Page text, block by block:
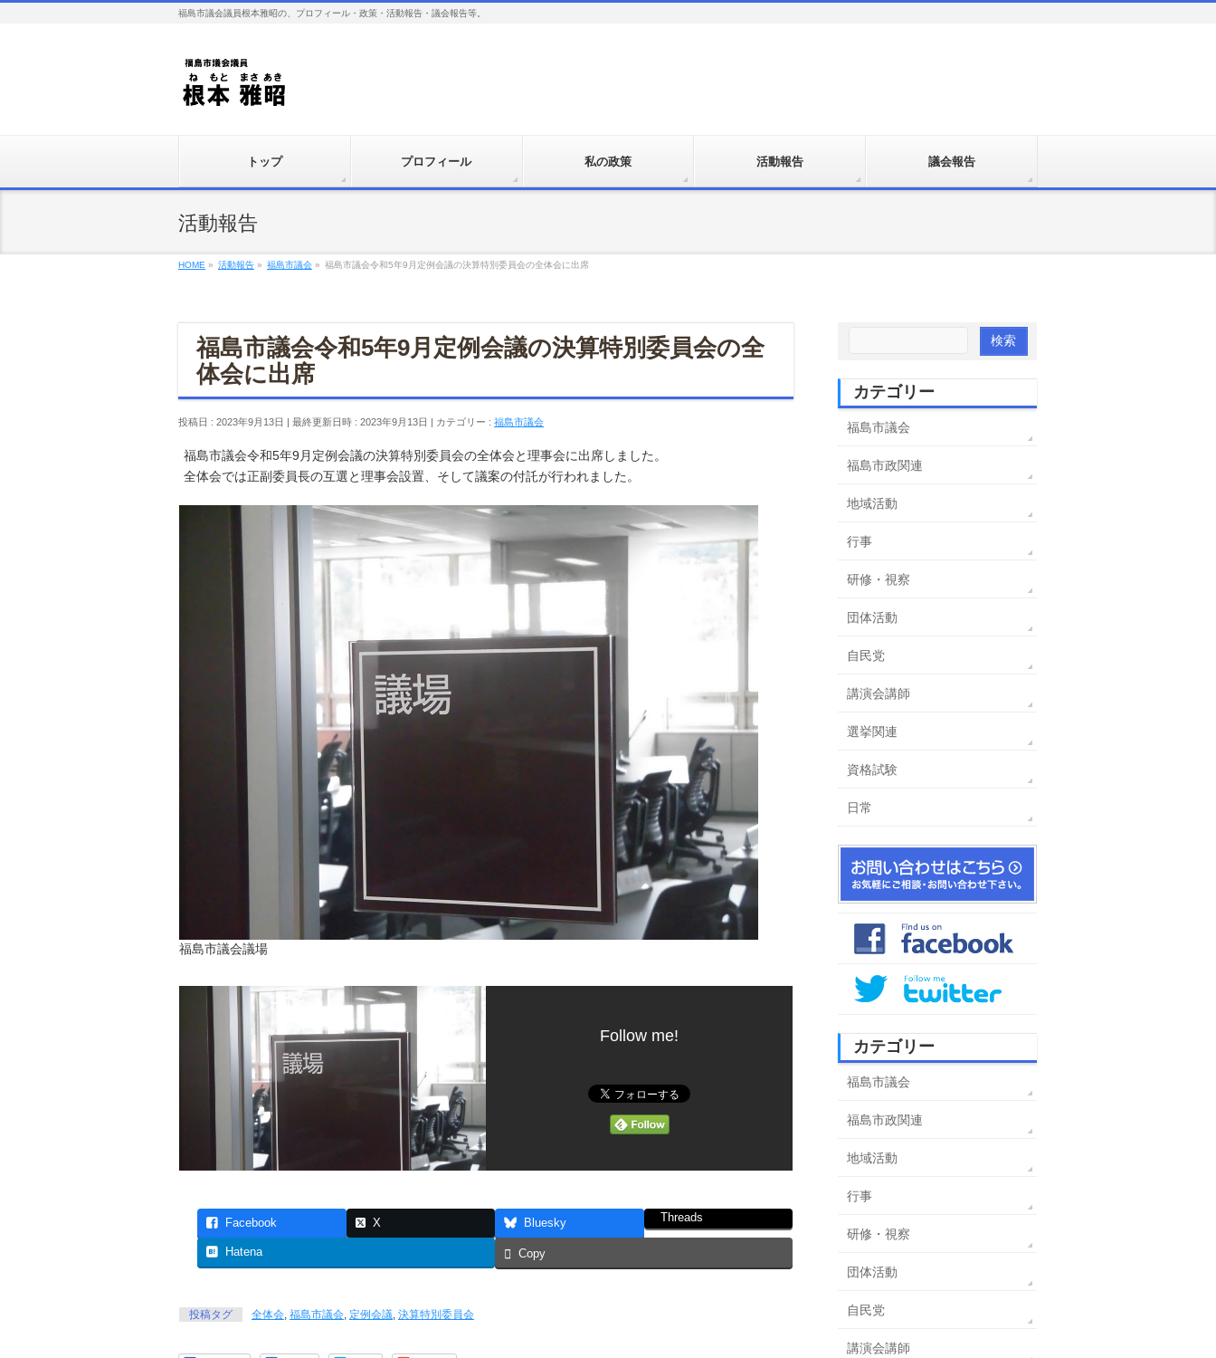
福島市議会議員根本雅昭の、プロフィール・政策・活動報告・議会報告等。
トップ プロフィール 私の政策 活動報告 議会報告
活動報告
HOME » 活動報告 » 福島市議会 » 福島市議会令和5年9月定例会議の決算特別委員会の全体会に出席
福島市議会令和5年9月定例会議の決算特別委員会の全
体会に出席
投稿日 : 2023年9月13日 最終更新日時 : 2023年9月13日 カテゴリー : 福島市議会
福島市議会令和5年9月定例会議の決算特別委員会の全体会と理事会に出席しました。
全体会では正副委員長の互選と理事会設置、そして議案の付託が行われました。
福島市議会議場
Follow me!
Facebook X Bluesky Threads
Hatena Copy
投稿タグ 全体会, 福島市議会, 定例会議, 決算特別委員会
カテゴリー
福島市議会
福島市政関連
地域活動
行事
研修・視察
団体活動
自民党
講演会講師
選挙関連
資格試験
日常
カテゴリー
福島市議会
福島市政関連
地域活動
行事
研修・視察
団体活動
自民党
講演会講師